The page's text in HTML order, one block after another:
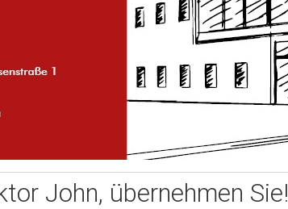
John, übernehmen Sie!